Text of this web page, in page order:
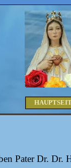
Pater Dr. Dr.